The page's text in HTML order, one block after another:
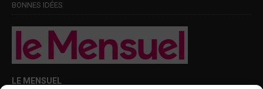
BONNES IDÉES
LE MENSUEL